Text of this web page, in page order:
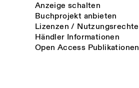
Anzeige schalten
Buchprojekt anbieten
Lizenzen / Nutzungsrechte
Händler Informationen
Open Access Publikationen